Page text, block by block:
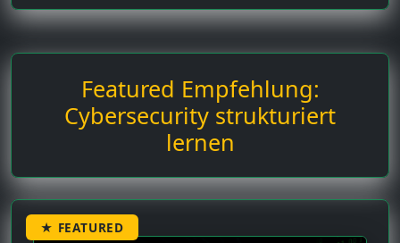
Featured Empfehlung:
Cybersecurity strukturiert
lernen
★ FEATURED